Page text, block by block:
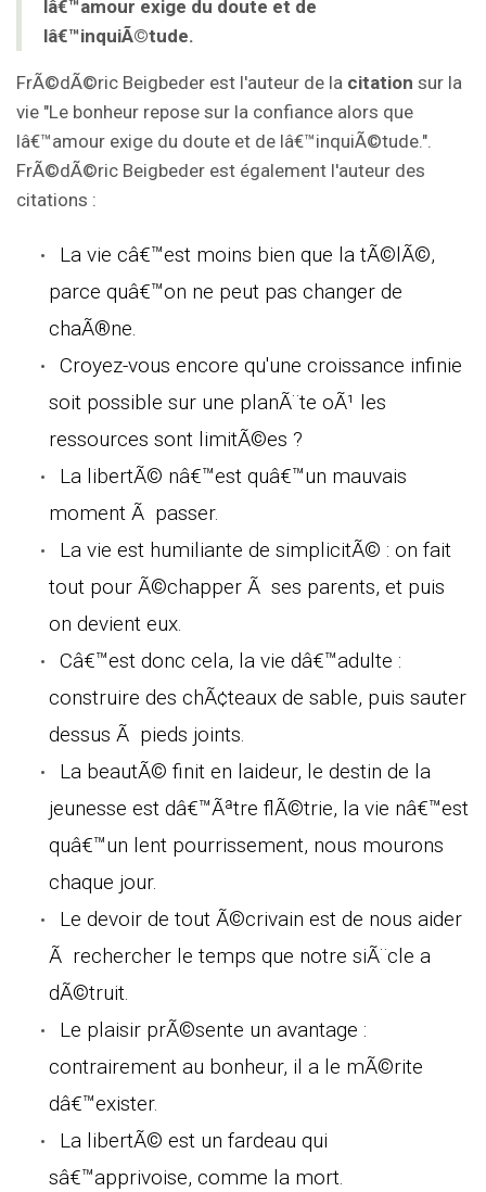
lâ€™amour exige du doute et de
lâ€™inquiÃ©tude.
FrÃ©dÃ©ric Beigbeder est l'auteur de la citation sur la
vie "Le bonheur repose sur la confiance alors que
lâ€™amour exige du doute et de lâ€™inquiÃ©tude.".
FrÃ©dÃ©ric Beigbeder est également l'auteur des
citations :
La vie câ€™est moins bien que la tÃ©lÃ©,
parce quâ€™on ne peut pas changer de
chaÃ®ne.
Croyez-vous encore qu'une croissance infinie
soit possible sur une planÃ¨te oÃ¹ les
ressources sont limitÃ©es ?
La libertÃ© nâ€™est quâ€™un mauvais
moment Ã passer.
La vie est humiliante de simplicitÃ© : on fait
tout pour Ã©chapper Ã ses parents, et puis
on devient eux.
Câ€™est donc cela, la vie dâ€™adulte :
construire des chÃ¢teaux de sable, puis sauter
dessus Ã pieds joints.
La beautÃ© finit en laideur, le destin de la
jeunesse est dâ€™Ãªtre flÃ©trie, la vie nâ€™est
quâ€™un lent pourrissement, nous mourons
chaque jour.
Le devoir de tout Ã©crivain est de nous aider
Ã rechercher le temps que notre siÃ¨cle a
dÃ©truit.
Le plaisir prÃ©sente un avantage :
contrairement au bonheur, il a le mÃ©rite
dâ€™exister.
La libertÃ© est un fardeau qui
sâ€™apprivoise, comme la mort.